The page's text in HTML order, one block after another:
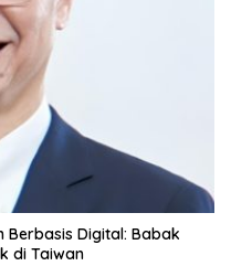
Digital: Babak
di Taiwan